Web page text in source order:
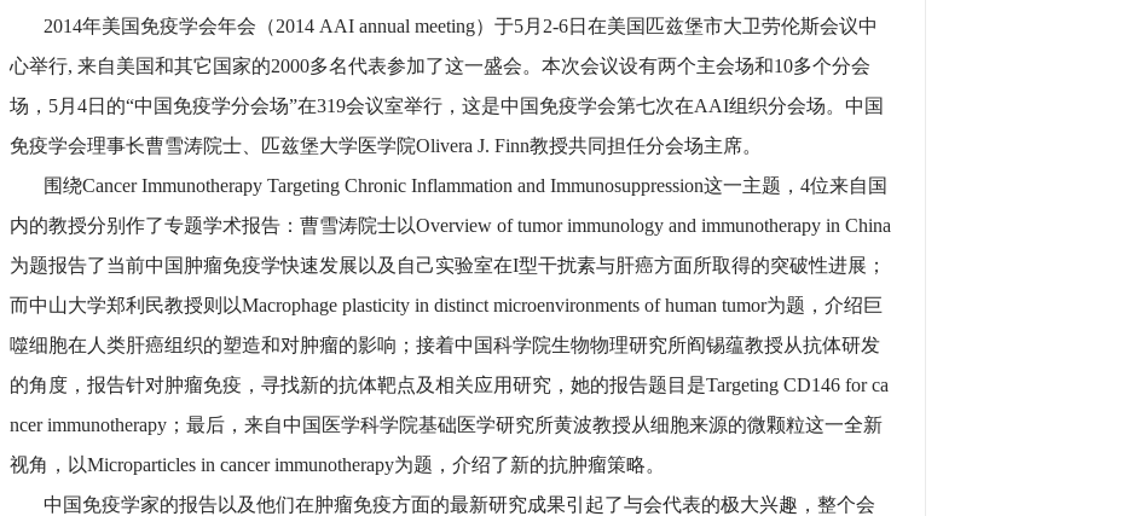
2014年美国免疫学会年会（2014 AAI annual meeting）于5月2-6日在美国匹兹堡市大卫劳伦斯会议中
心举行, 来自美国和其它国家的2000多名代表参加了这一盛会。本次会议设有两个主会场和10多个分会
场，5月4日的“中国免疫学分会场”在319会议室举行，这是中国免疫学会第七次在AAI组织分会场。中国
免疫学会理事长曹雪涛院士、匹兹堡大学医学院Olivera J. Finn教授共同担任分会场主席。
围绕Cancer Immunotherapy Targeting Chronic Inflammation and Immunosuppression这一主题，4位来自国
内的教授分别作了专题学术报告：曹雪涛院士以Overview of tumor immunology and immunotherapy in China
为题报告了当前中国肿瘤免疫学快速发展以及自己实验室在I型干扰素与肝癌方面所取得的突破性进展；
而中山大学郑利民教授则以Macrophage plasticity in distinct microenvironments of human tumor为题，介绍巨
噬细胞在人类肝癌组织的塑造和对肿瘤的影响；接着中国科学院生物物理研究所阎锡蕴教授从抗体研发
的角度，报告针对肿瘤免疫，寻找新的抗体靶点及相关应用研究，她的报告题目是Targeting CD146 for ca
ncer immunotherapy；最后，来自中国医学科学院基础医学研究所黄波教授从细胞来源的微颗粒这一全新
视角，以Microparticles in cancer immunotherapy为题，介绍了新的抗肿瘤策略。
中国免疫学家的报告以及他们在肿瘤免疫方面的最新研究成果引起了与会代表的极大兴趣，整个会